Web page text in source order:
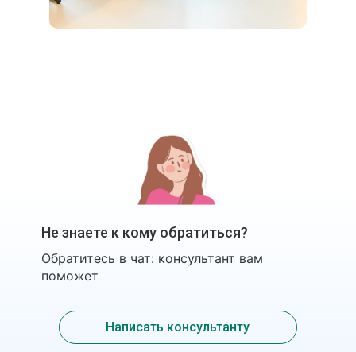
Не знаете к кому обратиться?
Обратитесь в чат: консультант вам
поможет
Написать консультанту